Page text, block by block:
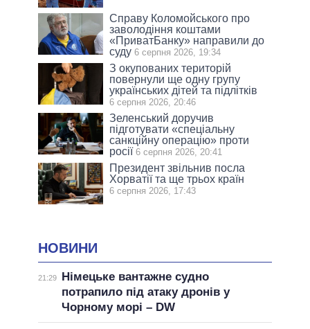
Справу Коломойського про
заволодіння коштами
«ПриватБанку» направили до
суду 6 серпня 2026, 19:34
З окупованих територій
повернули ще одну групу
українських дітей та підлітків
6 серпня 2026, 20:46
Зеленський доручив
підготувати «спеціальну
санкційну операцію» проти
росії 6 серпня 2026, 20:41
Президент звільнив посла
Хорватії та ще трьох країн
6 серпня 2026, 17:43
НОВИНИ
21:29
Німецьке вантажне судно
потрапило під атаку дронів у
Чорному морі – DW